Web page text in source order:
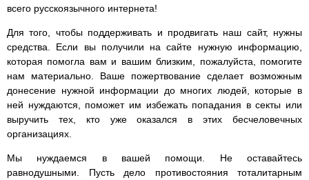
всего русскоязычного интернета!
Для того, чтобы поддерживать и продвигать наш сайт, нужны
средства. Если вы получили на сайте нужную информацию,
которая помогла вам и вашим близким, пожалуйста, помогите
нам материально. Ваше пожертвование сделает возможным
донесение нужной информации до многих людей, которые в
ней нуждаются, поможет им избежать попадания в секты или
выручить тех, кто уже оказался в этих бесчеловечных
организациях.
Мы нуждаемся в вашей помощи. Не оставайтесь
равнодушными. Пусть дело противостояния тоталитарным